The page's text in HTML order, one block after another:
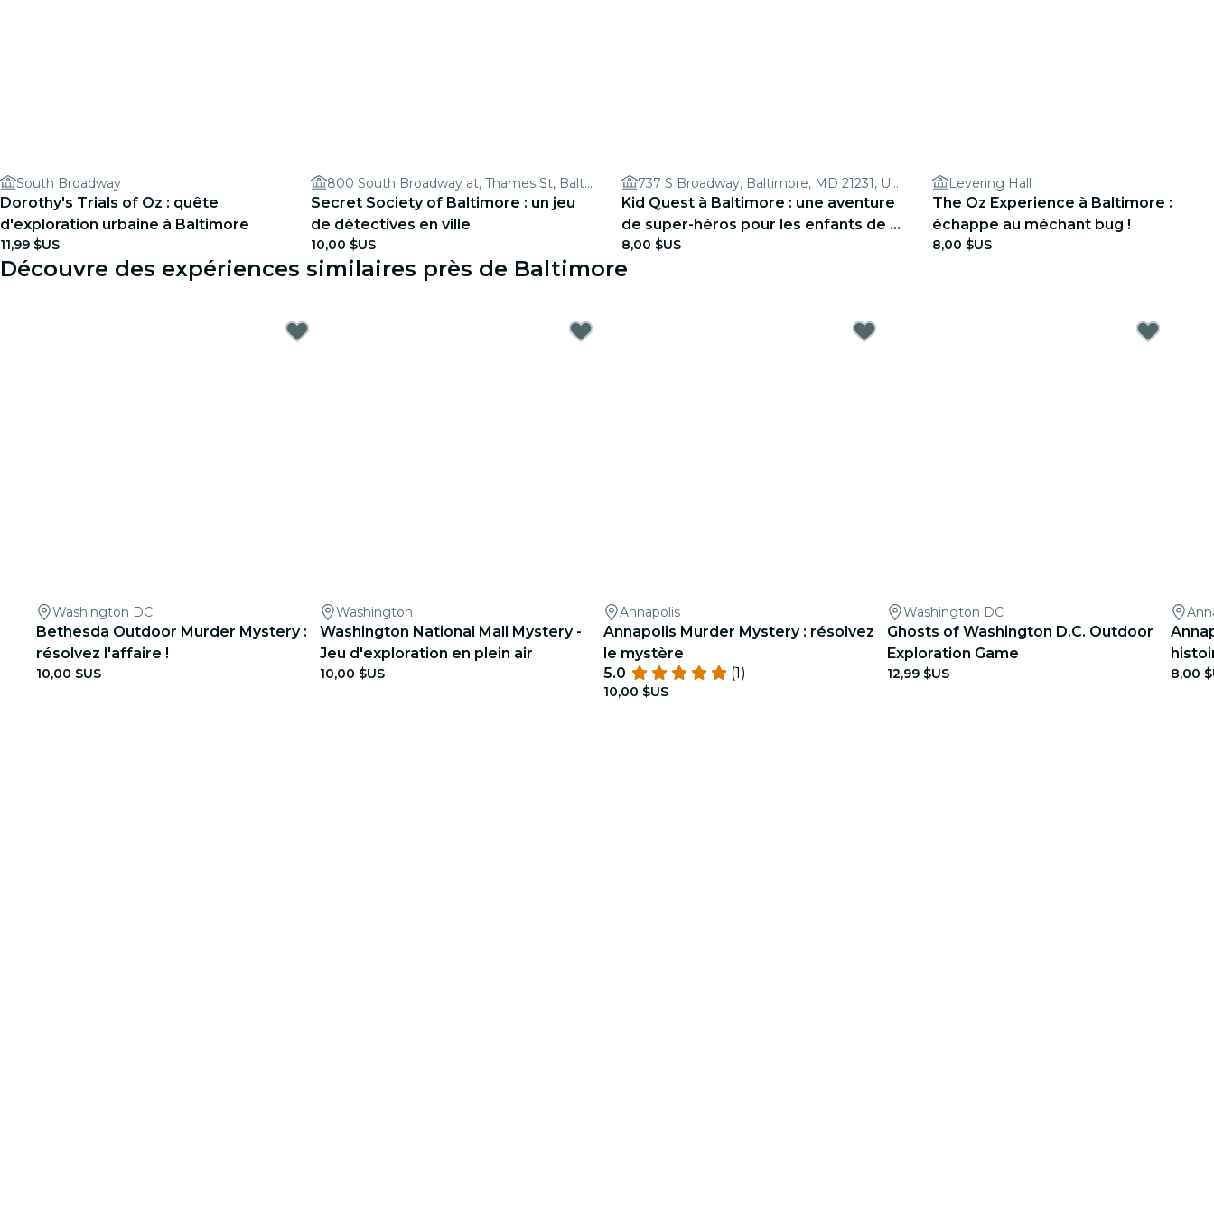
South Broadway
Dorothy's Trials of Oz : quête
d'exploration urbaine à Baltimore
11,99 $US
800 South Broadway at, Thames St, Baltimore, MD 21231
Secret Society of Baltimore : un jeu
de détectives en ville
10,00 $US
737 S Broadway, Baltimore, MD 21231, USA
Kid Quest à Baltimore : une aventure
de super-héros pour les enfants de 4
à 8 ans
8,00 $US
Levering Hall
The Oz Experience à Baltimore :
échappe au méchant bug !
8,00 $US
Découvre des expériences similaires près de Baltimore
Washington DC
Bethesda Outdoor Murder Mystery :
résolvez l'affaire !
10,00 $US
Washington
Washington National Mall Mystery -
Jeu d'exploration en plein air
10,00 $US
Annapolis
Annapolis Murder Mystery : résolvez
le mystère
5.0
(1)
10,00 $US
Washington DC
Ghosts of Washington D.C. Outdoor
Exploration Game
12,99 $US 8,00